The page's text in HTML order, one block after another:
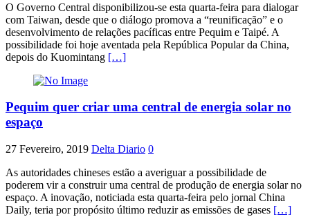
O Governo Central disponibilizou-se esta quarta-feira para dialogar
com Taiwan, desde que o diálogo promova a “reunificação” e o
desenvolvimento de relações pacíficas entre Pequim e Taipé. A
possibilidade foi hoje aventada pela República Popular da China,
depois do Kuomintang […]
Pequim quer criar uma central de energia solar no
espaço
27 Fevereiro, 2019 Delta Diario 0
As autoridades chineses estão a averiguar a possibilidade de
poderem vir a construir uma central de produção de energia solar no
espaço. A inovação, noticiada esta quarta-feira pelo jornal China
Daily, teria por propósito último reduzir as emissões de gases […]